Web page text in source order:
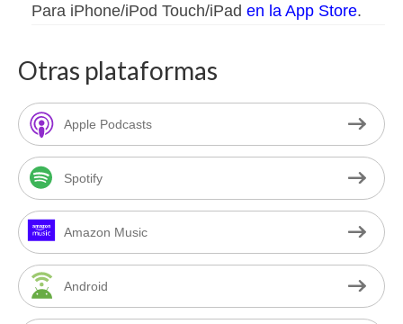
Para iPhone/iPod Touch/iPad en la App Store.
Otras plataformas
Apple Podcasts
Spotify
Amazon Music
Android